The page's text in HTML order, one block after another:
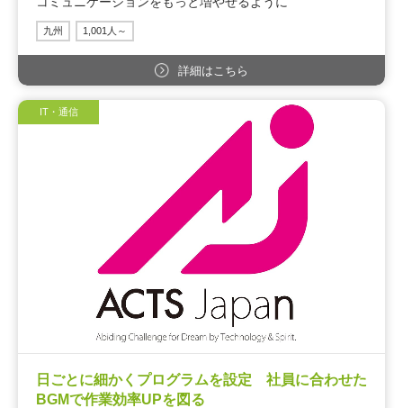
九州 1,001人～
詳細はこちら
IT・通信
日ごとに細かくプログラムを設定 社員に合わせた
BGMで作業効率UPを図る